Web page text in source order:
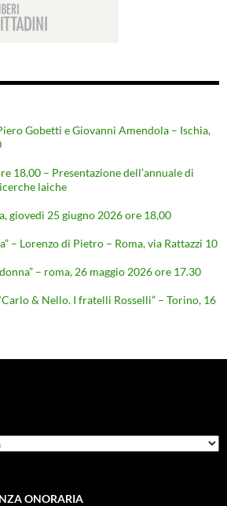
Gobetti e Giovanni Amendola – Ischia,
18.00 – Presentazione dell’annuale di
laiche
giovedì 25 giugno 2026 ore 18,00
– Lorenzo di Pietro – Roma, via Rattazzi 10
– roma, 26 maggio 2026 ore 17.30
& Nello. I fratelli Rosselli” – Torino, 16
ONORARIA